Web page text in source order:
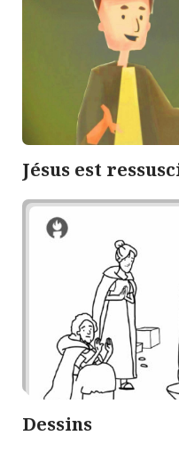
Jésus est
Dessins